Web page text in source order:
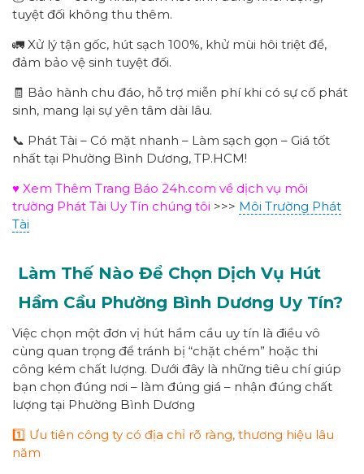
tuyệt đối không thu thêm.
🚛 Xử lý tận gốc, hút sạch 100%, khử mùi hôi triệt để,
đảm bảo vệ sinh tuyệt đối.
🧾 Bảo hành chu đáo, hỗ trợ miễn phí khi có sự cố phát
sinh, mang lại sự yên tâm dài lâu.
📞 Phát Tài – Có mặt nhanh – Làm sạch gọn – Giá tốt
nhất tại Phường Bình Dương, TP.HCM!
♥ Xem Thêm Trang Báo 24h.com về dịch vụ môi
trường Phát Tài Uy Tín chúng tôi >>> Môi Trường Phát
Tài
Làm Thế Nào Để Chọn Dịch Vụ Hút
Hầm Cầu Phường Bình Dương Uy Tín?
Việc chọn một đơn vị hút hầm cầu uy tín là điều vô
cùng quan trọng để tránh bị “chặt chém” hoặc thi
công kém chất lượng. Dưới đây là những tiêu chí giúp
bạn chọn đúng nơi – làm đúng giá – nhận đúng chất
lượng tại Phường Bình Dương
1️⃣ Ưu tiên công ty có địa chỉ rõ ràng, thương hiệu lâu
năm